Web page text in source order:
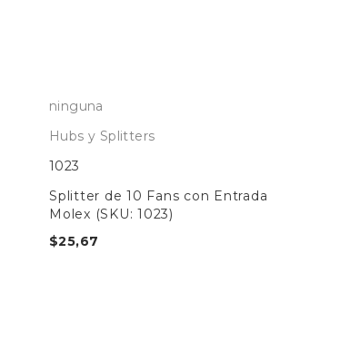
ninguna
Hubs y Splitters
1023
Splitter de 10 Fans con Entrada
Molex (SKU: 1023)
$25,67